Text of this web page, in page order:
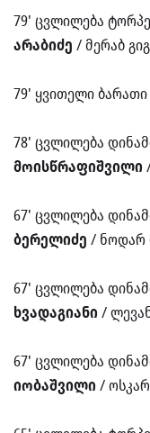
79' ცვლილება
არაბიძე / მერაბ
79' ყვითელი
78' ცვლილება
მოისწრაფიშვილი
67' ცვლილება
ბერელიძე / ნოდარ
67' ცვლილება
ხვადაგიანი/
67' ცვლილება
იობაშვილი/